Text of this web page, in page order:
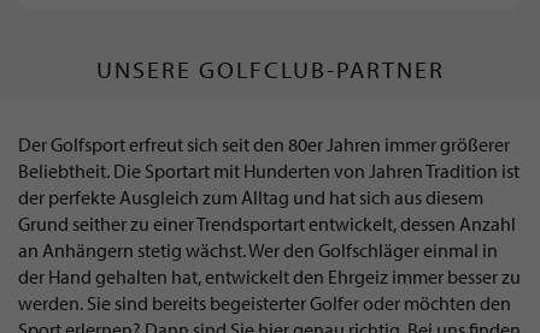
UNSERE GOLFCLUB-PARTNER
Der Golfsport erfreut sich seit den 80er Jahren immer größerer
Beliebtheit. Die Sportart mit Hunderten von Jahren Tradition ist
der perfekte Ausgleich zum Alltag und hat sich aus diesem
Grund seither zu einer Trendsportart entwickelt, dessen Anzahl
an Anhängern stetig wächst. Wer den Golfschläger einmal in
der Hand gehalten hat, entwickelt den Ehrgeiz immer besser zu
werden. Sie sind bereits begeisterter Golfer oder möchten den